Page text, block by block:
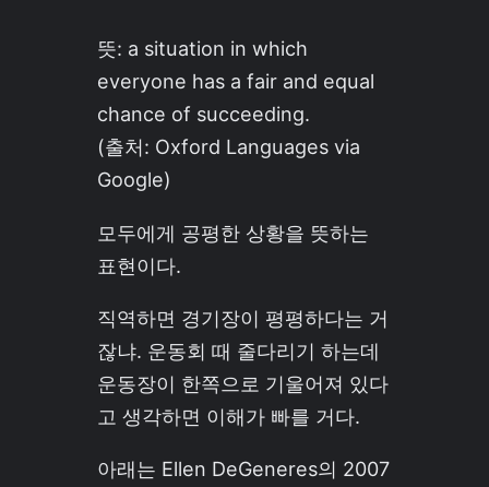
뜻: a situation in which
everyone has a fair and equal
chance of succeeding.
(출처: Oxford Languages via
Google)
모두에게 공평한 상황을 뜻하는
표현이다.
직역하면 경기장이 평평하다는 거
잖냐. 운동회 때 줄다리기 하는데
운동장이 한쪽으로 기울어져 있다
고 생각하면 이해가 빠를 거다.
아래는 Ellen DeGeneres의 2007